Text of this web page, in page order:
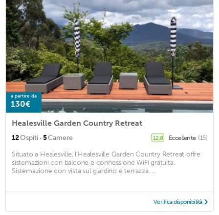
a partire da
130€
Healesville Garden Country Retreat
12Ospiti · 5Camere 12,8 Eccellente (15)
Situato a Healesville, l'Healesville Garden Country Retreat offre
sistemazioni con balcone e connessione WiFi gratuita.
Sistemazione con vista sul giardino e terrazza. ...
Verifica disponibilità